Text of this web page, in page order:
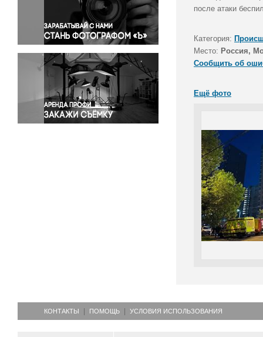
Правосудие
Происшествия и конфликты
Религия
Светская жизнь
Спорт
Экология
Экономика и бизнес
после атаки
Категория:
Место: Россия,
Сообщить об
Ещё фото
КОНТАКТЫ ПОМОЩЬ УСЛОВИЯ ИСПОЛЬЗОВАНИЯ